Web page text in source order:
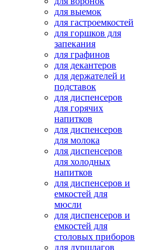
для выемок
для гастроемкостей
для горшков для
запекания
для графинов
для декантеров
для держателей и
подставок
для диспенсеров
для горячих
напитков
для диспенсеров
для молока
для диспенсеров
для холодных
напитков
для диспенсеров и
емкостей для
мюсли
для диспенсеров и
емкостей для
столовых приборов
для дуршлагов